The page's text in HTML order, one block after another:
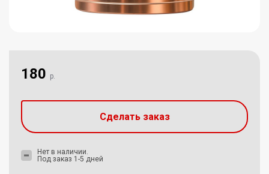
180 р.
Сделать заказ
Нет в наличии.
Под заказ 1-5 дней